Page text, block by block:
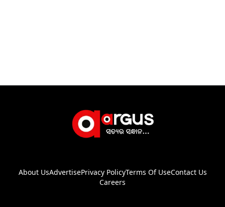
About UsAdvertisePrivacy PolicyTerms Of UseContact Us
Careers